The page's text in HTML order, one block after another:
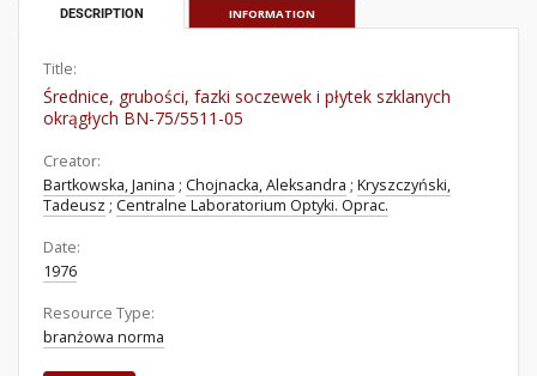
DESCRIPTION INFORMATION
Title:
Średnice, grubości, fazki soczewek i płytek szklanych
okrągłych BN-75/5511-05
Creator:
Bartkowska, Janina ; Chojnacka, Aleksandra ; Kryszczyński,
Tadeusz ; Centralne Laboratorium Optyki. Oprac.
Date:
1976
Resource Type:
branżowa norma